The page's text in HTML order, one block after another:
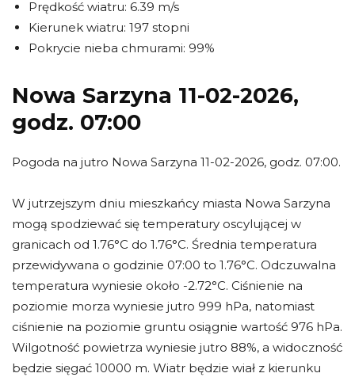
Prędkość wiatru: 6.39 m/s
Kierunek wiatru: 197 stopni
Pokrycie nieba chmurami: 99%
Nowa Sarzyna 11-02-2026,
godz. 07:00
Pogoda na jutro Nowa Sarzyna 11-02-2026, godz. 07:00.
W jutrzejszym dniu mieszkańcy miasta Nowa Sarzyna
mogą spodziewać się temperatury oscylującej w
granicach od 1.76°C do 1.76°C. Średnia temperatura
przewidywana o godzinie 07:00 to 1.76°C. Odczuwalna
temperatura wyniesie około -2.72°C. Ciśnienie na
poziomie morza wyniesie jutro 999 hPa, natomiast
ciśnienie na poziomie gruntu osiągnie wartość 976 hPa.
Wilgotność powietrza wyniesie jutro 88%, a widoczność
będzie sięgać 10000 m. Wiatr będzie wiał z kierunku